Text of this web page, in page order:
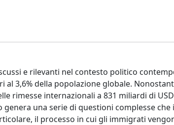
e rilevanti nel contesto politico
3,6% della popolazione globale.
rimesse internazionali a 831 miliardi di
una serie di questioni complesse che
il processo in cui gli immigrati